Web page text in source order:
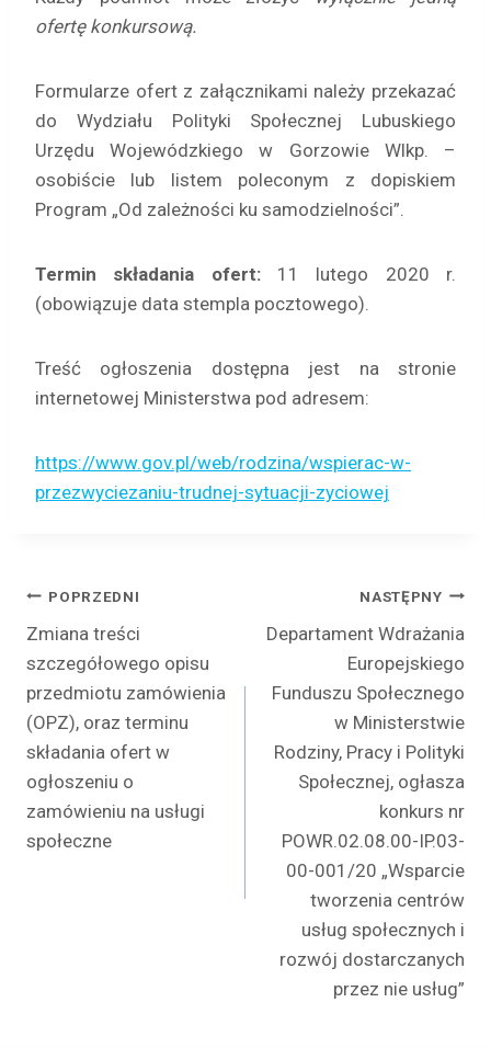
ofertę konkursową.
Formularze ofert z załącznikami należy przekazać
do Wydziału Polityki Społecznej Lubuskiego
Urzędu Wojewódzkiego w Gorzowie Wlkp. –
osobiście lub listem poleconym z dopiskiem
Program „Od zależności ku samodzielności”.
Termin składania ofert:11 lutego 2020 r.
(obowiązuje data stempla pocztowego).
Treść ogłoszenia dostępna jest na stronie
internetowej Ministerstwa pod adresem:
https://www.gov.pl/web/rodzina/wspierac-w-
przezwyciezaniu-trudnej-sytuacji-zyciowej
Nawigacja
wpisu
POPRZEDNI
Zmiana treści
szczegółowego opisu
przedmiotu zamówienia
(OPZ), oraz terminu
składania ofert w
ogłoszeniu o
zamówieniu na usługi
społeczne
NASTĘPNY
Departament Wdrażania
Europejskiego
Funduszu Społecznego
w Ministerstwie
Rodziny, Pracy i Polityki
Społecznej, ogłasza
konkurs nr
POWR.02.08.00-IP.03-
00-001/20 „Wsparcie
tworzenia centrów
usług społecznych i
rozwój dostarczanych
przez nie usług”